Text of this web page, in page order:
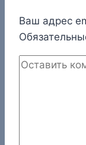
Ваш адрес